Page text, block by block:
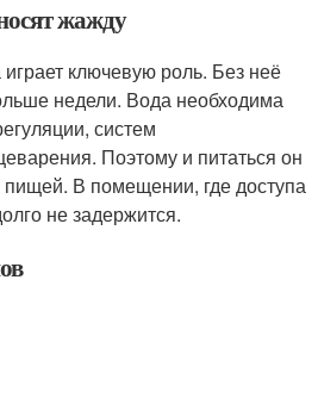
жажду
ключевую роль. Без неё
недели. Вода необходима
систем
Поэтому и питаться он
В помещении, где доступа
не задержится.